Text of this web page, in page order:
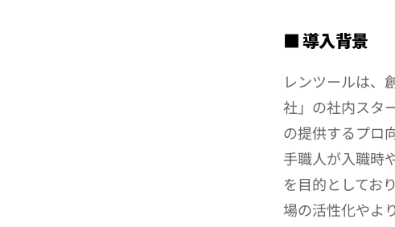
■ 導入背景
レンツールは、
社」の社内スタ
の提供するプロ
手職人が入職時
を目的としてお
場の活性化やよ